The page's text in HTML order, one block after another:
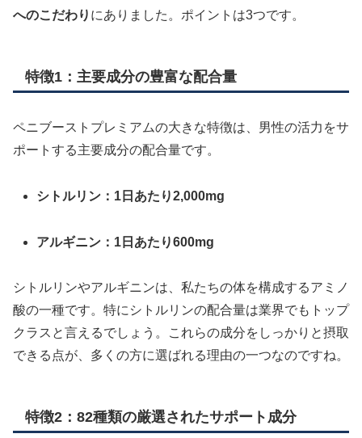
へのこだわり にありました。ポイントは3つです。
特徴1：主要成分の豊富な配合量
ペニブーストプレミアムの大きな特徴は、男性の活力をサ
ポートする主要成分の配合量です。
シトルリン：1日あたり2,000mg
アルギニン：1日あたり600mg
シトルリンやアルギニンは、私たちの体を構成するアミノ
酸の一種です。特にシトルリンの配合量は業界でもトップ
クラスと言えるでしょう。これらの成分をしっかりと摂取
できる点が、多くの方に選ばれる理由の一つなのですね。
特徴2：82種類の厳選されたサポート成分